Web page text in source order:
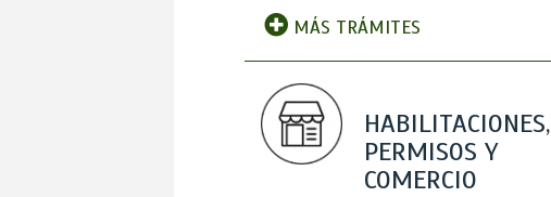
MÁS TRÁMITES
HABILITACIONES,
PERMISOS Y
COMERCIO